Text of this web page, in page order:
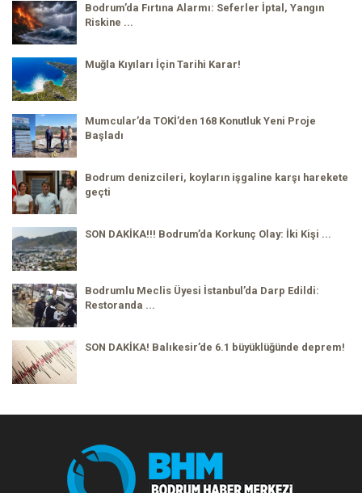
Bodrum’da Fırtına Alarmı: Seferler İptal, Yangın
Riskine ...
Muğla Kıyıları İçin Tarihi Karar!
Mumcular’da TOKİ’den 168 Konutluk Yeni Proje
Başladı
Bodrum denizcileri, koyların işgaline karşı harekete
geçti
SON DAKİKA!!! Bodrum’da Korkunç Olay: İki Kişi ...
Bodrumlu Meclis Üyesi İstanbul’da Darp Edildi:
Restoranda ...
SON DAKİKA! Balıkesir’de 6.1 büyüklüğünde deprem!